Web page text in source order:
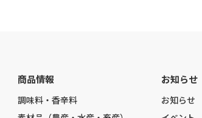
商品情報
調味料・香辛料
お知らせ
お知らせ